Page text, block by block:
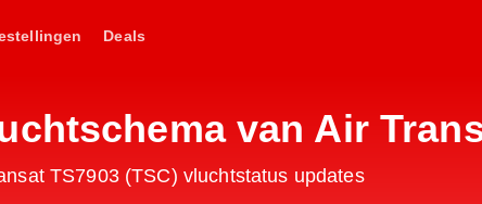
Deals
van Air
TS7903 (TSC) vluchtstatus updates